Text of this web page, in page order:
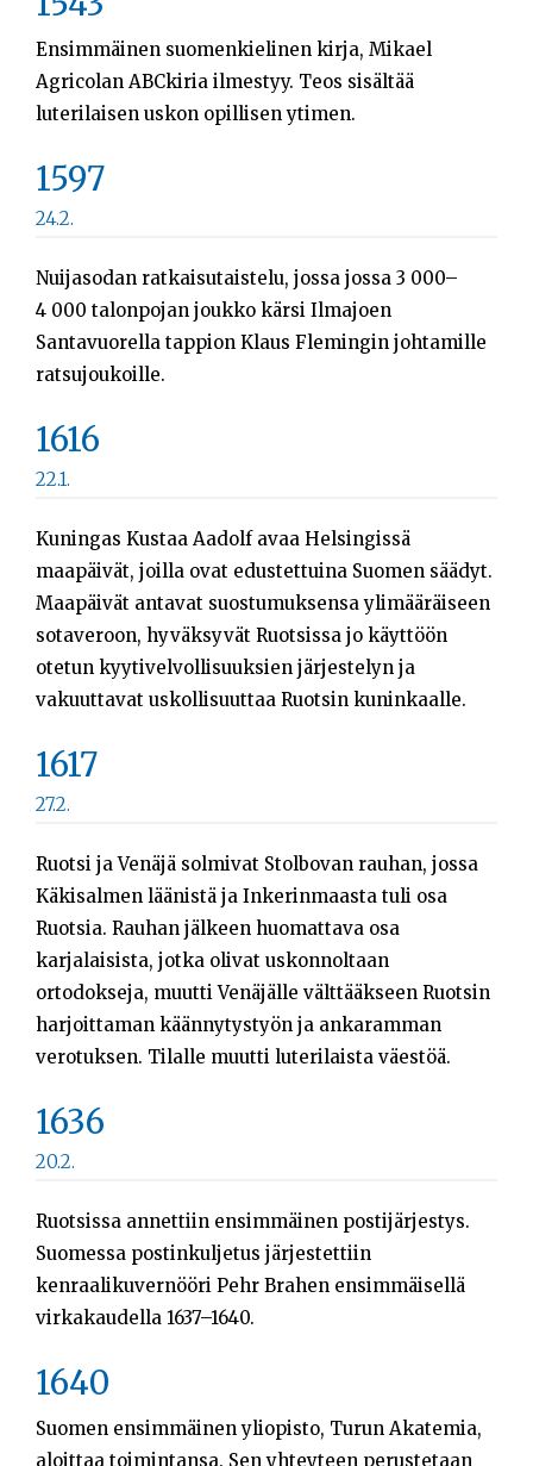
efter:
Ensimmäinen suomenkielinen kirja, Mikael
Agricolan ABCkiria ilmestyy. Teos sisältää
luterilaisen uskon opillisen ytimen.
1597
24.2.
Nuijasodan ratkaisutaistelu, jossa jossa 3 000–
4 000 talonpojan joukko kärsi Ilmajoen
Santavuorella tappion Klaus Flemingin johtamille
ratsujoukoille.
1616
22.1.
Kuningas Kustaa Aadolf avaa Helsingissä
maapäivät, joilla ovat edustettuina Suomen säädyt.
Maapäivät antavat suostumuksensa ylimääräiseen
sotaveroon, hyväksyvät Ruotsissa jo käyttöön
otetun kyytivelvollisuuksien järjestelyn ja
vakuuttavat uskollisuuttaa Ruotsin kuninkaalle.
1617
27.2.
Ruotsi ja Venäjä solmivat Stolbovan rauhan, jossa
Käkisalmen läänistä ja Inkerinmaasta tuli osa
Ruotsia. Rauhan jälkeen huomattava osa
karjalaisista, jotka olivat uskonnoltaan
ortodokseja, muutti Venäjälle välttääkseen Ruotsin
harjoittaman käännytystyön ja ankaramman
verotuksen. Tilalle muutti luterilaista väestöä.
1636
20.2.
Ruotsissa annettiin ensimmäinen postijärjestys.
Suomessa postinkuljetus järjestettiin
kenraalikuvernööri Pehr Brahen ensimmäisellä
virkakaudella 1637–1640.
1640
Suomen ensimmäinen yliopisto, Turun Akatemia,
aloittaa toimintansa. Sen yhteyteen perustetaan